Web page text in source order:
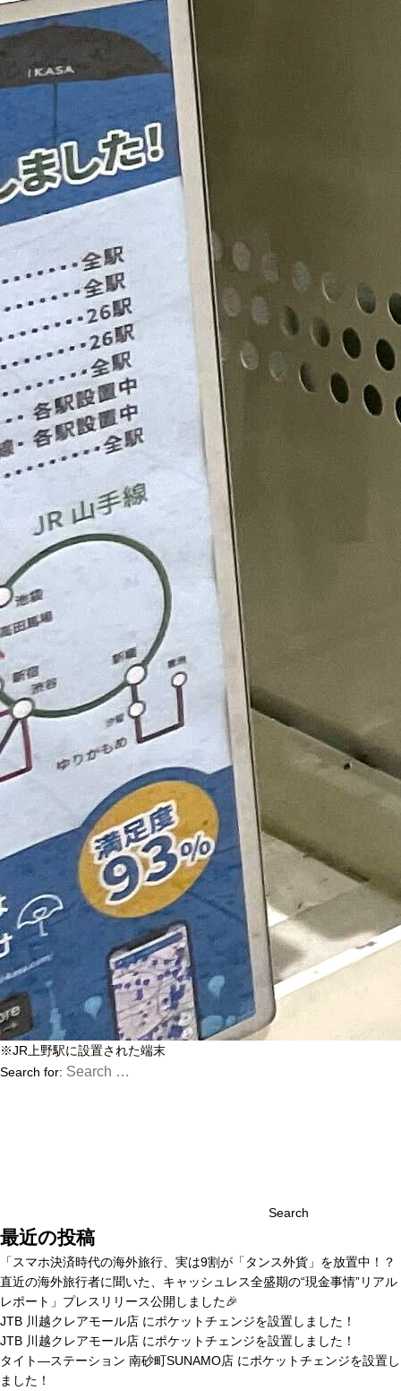
※JR上野駅に設置された端末
Search for:
Search
最近の投稿
「スマホ決済時代の海外旅行、実は9割が「タンス外貨」を放置中！？
直近の海外旅行者に聞いた、キャッシュレス全盛期の“現金事情”リアル
レポート」プレスリリース公開しました🎉
JTB 川越クレアモール店 にポケットチェンジを設置しました！
JTB 川越クレアモール店 にポケットチェンジを設置しました！
タイト―ステーション 南砂町SUNAMO店 にポケットチェンジを設置し
ました！